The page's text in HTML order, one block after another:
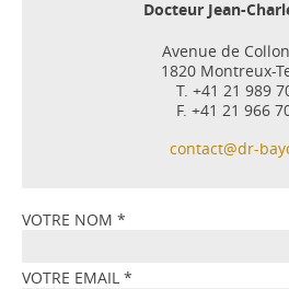
Docteur Jean-
Avenue de
1820 Montreux-
T. +41 21 989
F. +41 21 966
contact@dr-
VOTRE NOM *
VOTRE EMAIL *